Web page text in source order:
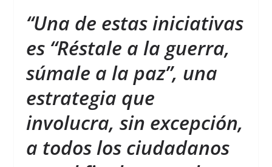
“Una de estas iniciativas
es “Réstale a la guerra,
súmale a la paz”, una
estrategia que
involucra, sin excepción,
a todos los ciudadanos